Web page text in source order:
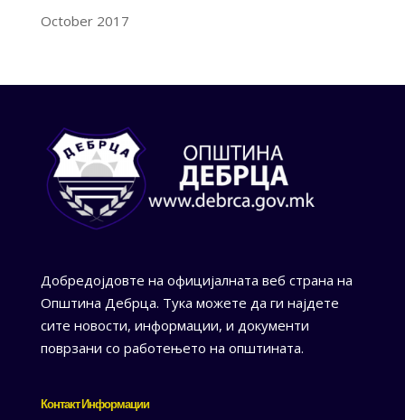
October 2017
Добредојдовте на официјалната веб страна на
Општина Дебрца. Тука можете да ги најдете
сите новости, информации, и документи
поврзани со работењето на општината.
Контакт Информации